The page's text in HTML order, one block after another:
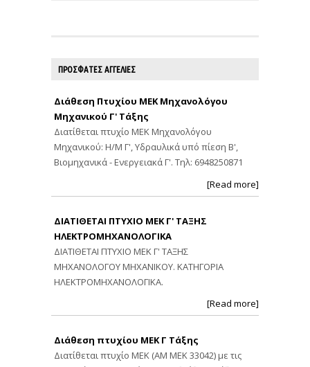
ΠΡΟΣΦΑΤΕΣ ΑΓΓΕΛΙΕΣ
Διάθεση Πτυχίου ΜΕΚ Μηχανολόγου
Μηχανικού Γ' Τάξης
Διατίθεται πτυχίο ΜΕΚ Μηχανολόγου
Μηχανικού: Η/Μ Γ', Υδραυλικά υπό πίεση Β',
Βιομηχανικά - Ενεργειακά Γ'. Τηλ: 6948250871
[Read more]
ΔΙΑΤΙΘΕΤΑΙ ΠΤΥΧΙΟ ΜΕΚ Γ' ΤΑΞΗΣ
ΗΛΕΚΤΡΟΜΗΧΑΝΟΛΟΓΙΚΑ
ΔΙΑΤΙΘΕΤΑΙ ΠΤΥΧΙΟ ΜΕΚ Γ' ΤΑΞΗΣ
ΜΗΧΑΝΟΛΟΓΟΥ ΜΗΧΑΝΙΚΟΥ. ΚΑΤΗΓΟΡΙΑ
ΗΛΕΚΤΡΟΜΗΧΑΝΟΛΟΓΙΚΑ.
[Read more]
Διάθεση πτυχίου ΜΕΚ Γ Τάξης
Διατίθεται πτυχίο ΜΕΚ (ΑΜ ΜΕΚ 33042) με τις